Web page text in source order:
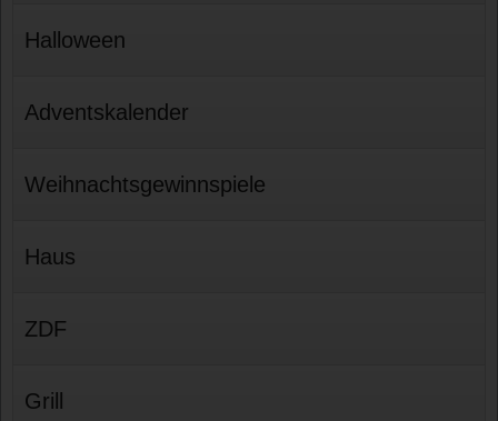
Halloween
Adventskalender
Weihnachtsgewinnspiele
Haus
ZDF
Grill